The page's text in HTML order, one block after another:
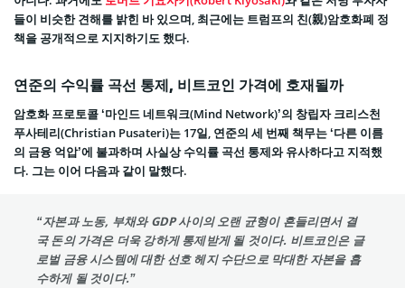
들이 비슷한 견해를 밝힌 바 있으며, 최근에는 트럼프의 친(親)암호화폐 정
책을 공개적으로 지지하기도 했다.
연준의 수익률 곡선 통제, 비트코인 가격에 호재될까
암호화 프로토콜 ‘마인드 네트워크(Mind Network)’의 창립자 크리스천
푸사테리(Christian Pusateri)는 17일, 연준의 세 번째 책무는 ‘다른 이름
의 금융 억압’에 불과하며 사실상 수익률 곡선 통제와 유사하다고 지적했
다. 그는 이어 다음과 같이 말했다.
“자본과 노동, 부채와 GDP 사이의 오랜 균형이 흔들리면서 결
국 돈의 가격은 더욱 강하게 통제받게 될 것이다. 비트코인은 글
로벌 금융 시스템에 대한 선호 헤지 수단으로 막대한 자본을 흡
수하게 될 것이다.”